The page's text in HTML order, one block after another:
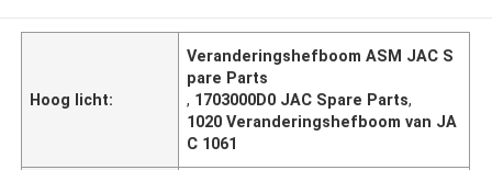
Hoog licht:
Veranderingshefboom ASM JAC S
pare Parts
, 1703000D0 JAC Spare Parts,
1020 Veranderingshefboom van JA
C 1061